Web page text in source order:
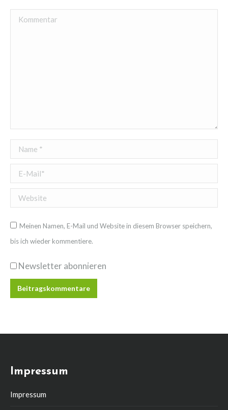
Kommentar
Name *
E-Mail *
Website
Meinen Namen, E-Mail und Website in diesem Browser speichern,
bis ich wieder kommentiere.
Newsletter abonnieren
Beitragskommentare
Impressum
Impressum